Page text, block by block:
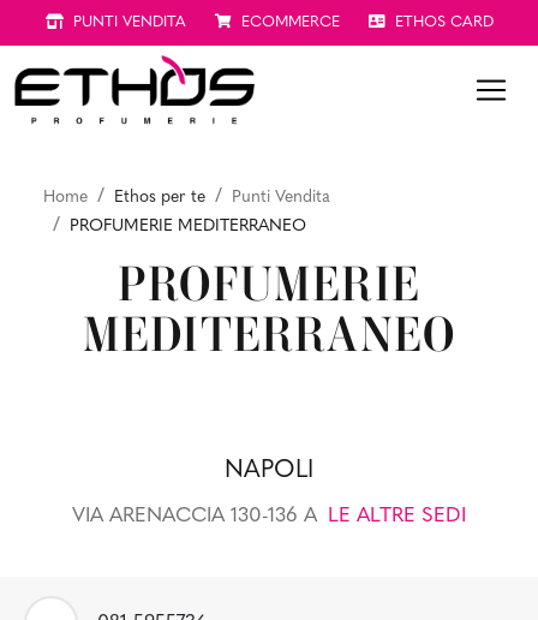
PUNTI VENDITA ECOMMERCE ETHOS CARD
Home Ethos per te
Punti Vendita
PROFUMERIE MEDITERRANEO
PROFUMERIE
MEDITERRANEO
NAPOLI
VIA ARENACCIA 130-136 A LE ALTRE SEDI